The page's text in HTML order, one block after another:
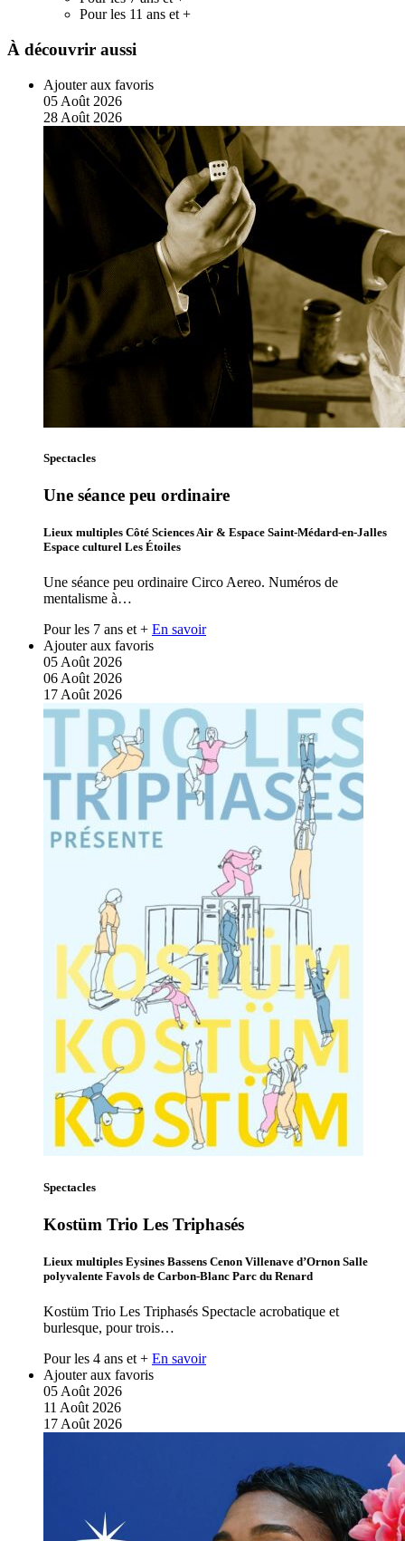
Pour les 11 ans et +
À découvrir aussi
Ajouter aux favoris
05 Août 2026
28 Août 2026
Spectacles
Une séance peu ordinaire
Lieux multiples Côté Sciences Air & Espace Saint-Médard-en-Jalles
Espace culturel Les Étoiles
Une séance peu ordinaire Circo Aereo. Numéros de
mentalisme à…
Pour les 7 ans et + En savoir
Ajouter aux favoris
05Août 2026
06Août 2026
17Août 2026
Spectacles
Kostüm Trio Les Triphasés
Lieux multiples Eysines Bassens Cenon Villenave d’Ornon Salle
polyvalente Favols de Carbon-Blanc Parc du Renard
Kostüm Trio Les Triphasés Spectacle acrobatique et
burlesque, pour trois…
Pour les 4 ans et + En savoir
Ajouter aux favoris
05 Août 2026
11 Août 2026
17 Août 2026